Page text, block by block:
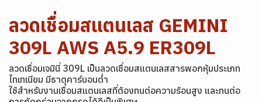
ลวดเชื่อมสแตนเลส GEMINI
309L AWS A5.9 ER309L
ลวดเชื่อมเจมินี่ 309L เป็นลวดเชื่อมสแตนเลสสารพอกหุ้มประเภท
ไทเทเนียม มีธาตุคาร์บอนต่ำ
ใช้สำหรับงานเชื่อมสแตนเลสที่ต้องทนต่อความร้อนสูง และทนต่อ